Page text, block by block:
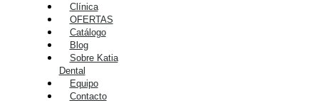
Clínica
OFERTAS
Catálogo
Blog
Sobre Katia
Dental
Equipo
Contacto